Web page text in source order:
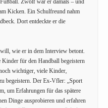
Kicken. Ein Schulfreund nahm
Dort entdeckte er die
wie er in dem Interview betont.
Kinder für den Handball begeistern
wichtiger, viele Kinder,
begeistern. Der Ex-Vfler: „Sport
um Erfahrungen für das spätere
Dinge ausprobieren und erfahren